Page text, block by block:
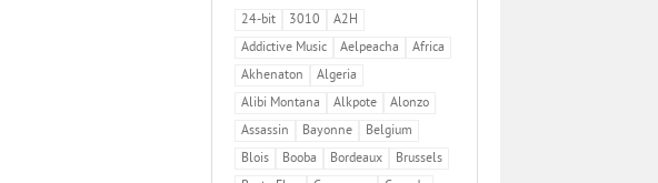
24-bit 3010
A2H
Addictive Music
Aelpeacha
Africa
Akhenaton
Algeria
Alibi Montana
Alkpote
Alonzo
Assassin
Bayonne
Belgium
Blois
Booba Bordeaux
Brussels